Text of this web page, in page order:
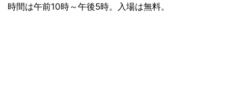
時間は午前10時～午後5時。入場は無料。